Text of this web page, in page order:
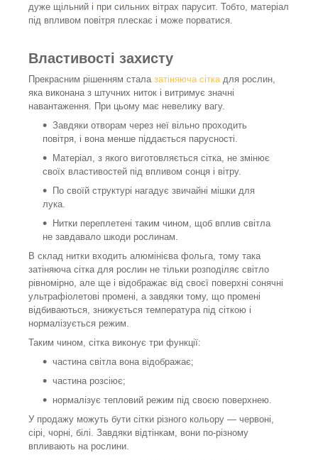
дуже щільний і при сильних вітрах парусит. Тобто, матеріал
під впливом повітря плескає і може порватися.
Властивості захисту
Прекрасним рішенням стала затіняюча сітка для рослин,
яка виконана з штучних ниток і витримує значні
навантаження. При цьому має невелику вагу.
Завдяки отворам через неї вільно проходить
повітря, і вона менше піддається парусності.
Матеріал, з якого виготовляється сітка, не змінює
своїх властивостей під впливом сонця і вітру.
По своїй структурі нагадує звичайні мішки для
лука.
Нитки переплетені таким чином, щоб вплив світла
не завдавало шкоди рослинам.
В склад нитки входить алюмінієва фольга, тому така
затіняюча сітка для рослин не тільки розподіляє світло
рівномірно, але ще і відображає від своєї поверхні сонячні
ультрафіолетові промені, а завдяки тому, що промені
відбиваються, знижується температура під сіткою і
нормалізується режим.
Таким чином, сітка виконує три функції:
частина світла вона відображає;
частина розсіює;
нормалізує тепловий режим під своєю поверхнею.
У продажу можуть бути сітки різного кольору — червоні,
сірі, чорні, білі. Завдяки відтінкам, вони по-різному
впливають на рослини.